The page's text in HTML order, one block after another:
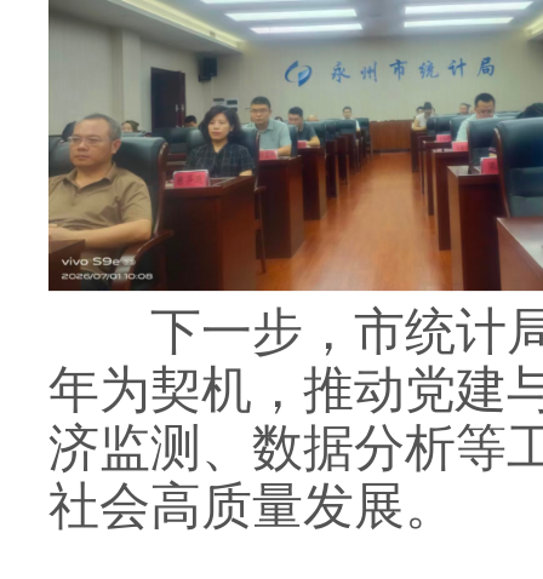
下一步，市统计局
年为契机，推动党建
济监测、数据分析等
社会高质量发展。